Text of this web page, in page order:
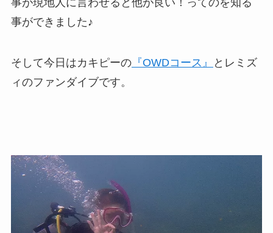
事ができました♪
そして今日はカキピーの『OWDコース』
とレミズ
ィのファンダイブです。